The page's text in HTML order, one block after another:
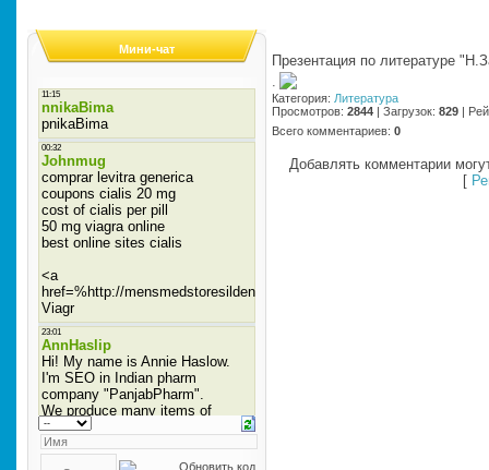
Мини-чат
Презентация по литературе
·
Категория: Литература
Просмотров: 2844 | Загрузок: 829 |
Всего комментариев: 0
Добавлять комментарии
[